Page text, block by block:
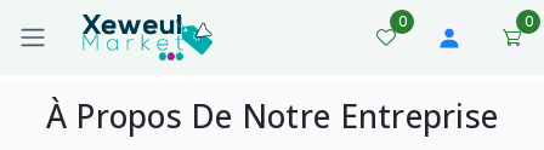
0 0
À Propos De Notre Entreprise